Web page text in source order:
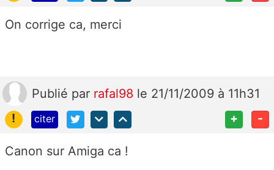
On corrige ca, merci
Publié par rafal98 le 21/11/2009 à 11h31
!
citer + -
Canon sur Amiga ca !